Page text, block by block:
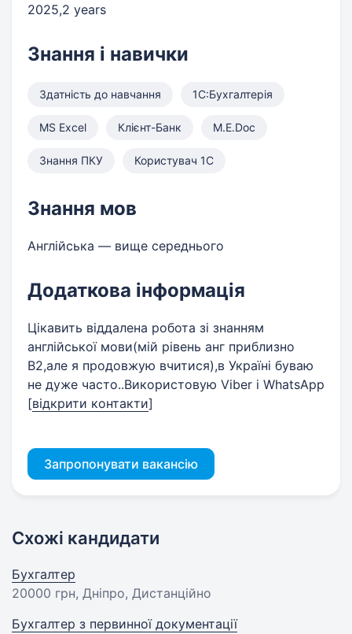
2025,2 years
Знання і навички
Здатність до навчання 1С:Бухгалтерія
MS Excel Клієнт-Банк M.E.Doc
Знання ПКУ Користувач 1С
Знання мов
Англійська — вище середнього
Додаткова інформація
Цікавить віддалена робота зі знанням
англійської мови(мій рівень анг приблизно
В2,але я продовжую вчитися),в Україні буваю
не дуже часто..Використовую Viber i WhatsApp
[відкрити контакти]
Запропонувати вакансію
Схожі кандидати
Бухгалтер
20000 грн, Дніпро, Дистанційно
Бухгалтер з первинної документації